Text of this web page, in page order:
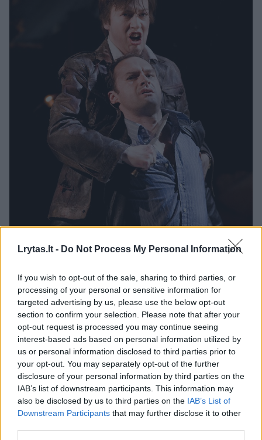
Lrytas.lt - Do Not Process My Personal Information
If you wish to opt-out of the sale, sharing to third parties, or
processing of your personal or sensitive information for
targeted advertising by us, please use the below opt-out
section to confirm your selection. Please note that after your
opt-out request is processed you may continue seeing
interest-based ads based on personal information utilized by
us or personal information disclosed to third parties prior to
your opt-out. You may separately opt-out of the further
disclosure of your personal information by third parties on the
IAB’s list of downstream participants. This information may
also be disclosed by us to third parties on the IAB’s List of
Downstream Participants that may further disclose it to other
Daugiau nuotraukų (2)
S. Connolly ir E. Montvidas operoje „Kapulečiai ir
Montekiai“.
Opera North nuotr.
Autoritetinga menininkė garsiai pasisakė
„Brexit“ tema, įvardydama šio proceso
grėsmes Britanijos jauniesiems atlikėjams,